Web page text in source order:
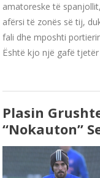
amatoreske të
afërsi të zonës së tij,
fali dhe mposhti
Është kjo një gafë
Plasin
“nokauton”